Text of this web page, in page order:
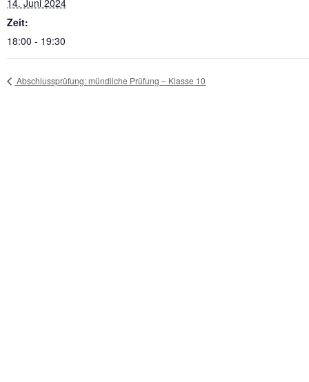
14. Juni 2024
Zeit:
18:00 - 19:30
Abschlussprüfung: mündliche Prüfung – Klasse 10